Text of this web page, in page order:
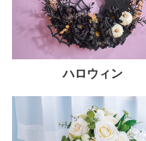
ハロウィン